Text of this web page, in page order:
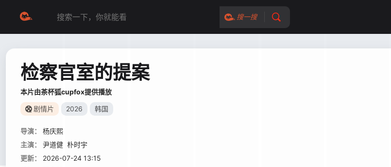
搜一搜
检察官室的提案
本片由茶杯狐cupfox提供播放
剧情片 2026 韩国
导演：
杨庆熙
主演：
尹道健 朴时宇
更新：
2026-07-24 13:15